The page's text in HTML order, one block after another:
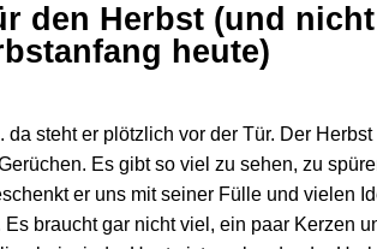
den Herbst (und
heute)
steht er plötzlich vor der Tür. Der
Es gibt so viel zu sehen, zu
er uns mit seiner Fülle und vielen
Es braucht gar nicht viel, ein paar Kerzen